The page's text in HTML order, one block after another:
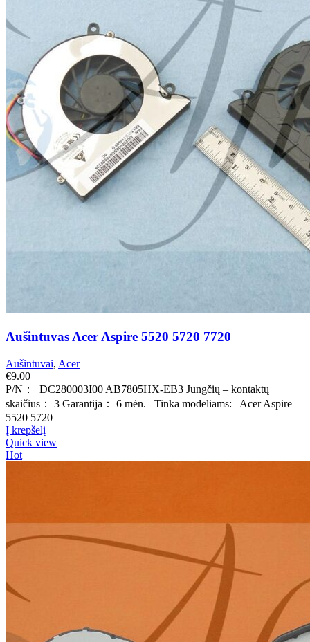
Aušintuvas Acer Aspire 5520 5720 7720
Aušintuvai, Acer
€9.00
P/N： DC280003I00 AB7805HX-EB3 Jungčių – kontaktų
skaičius： 3 Garantija： 6 mėn. Tinka modeliams: Acer Aspire
5520 5720
Į krepšelį
Quick view
Hot